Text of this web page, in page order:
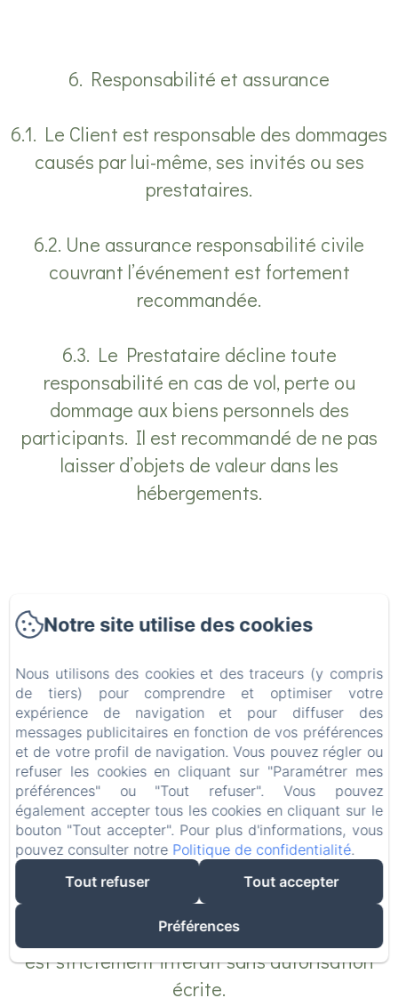
6. Responsabilité et assurance
6.1. Le Client est responsable des dommages
causés par lui-même, ses invités ou ses
prestataires.
6.2. Une assurance responsabilité civile
couvrant l’événement est fortement
recommandée.
6.3. Le Prestataire décline toute
responsabilité en cas de vol, perte ou
dommage aux biens personnels des
participants. Il est recommandé de ne pas
laisser d’objets de valeur dans les
hébergements.
7.1. Le Client s’engage à respecter les
consignes de sécurité et d’évacuation du
site. À ne pas laisser de mineurs sans
surveillance.
7.2. L’usage de feux d’artifice, lanternes
volantes ou autres éléments pyrotechniques
est strictement interdit sans autorisation
écrite.
Notre site utilise des cookies
Nous utilisons des cookies et des traceurs (y compris
de tiers) pour comprendre et optimiser votre
expérience de navigation et pour diffuser des
messages publicitaires en fonction de vos préférences
et de votre profil de navigation. Vous pouvez régler ou
refuser les cookies en cliquant sur "Paramétrer mes
préférences" ou "Tout refuser". Vous pouvez
également accepter tous les cookies en cliquant sur le
bouton "Tout accepter". Pour plus d'informations, vous
pouvez consulter notre Politique de confidentialité.
Tout refuser
Tout accepter
Préférences